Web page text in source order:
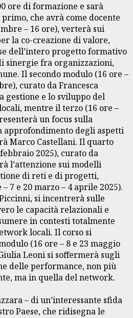
ore di formazione e sarà
che avrà come docente
– 16 ore), verterà sui
la co-creazione di valore,
dell’intero progetto formativo
sinergie fra organizzazioni,
Il secondo modulo (16 ore –
curato da Francesca
gestione e lo sviluppo del
mentre il terzo (16 ore –
un focus sulla
approfondimento degli aspetti
Marco Castellani. Il quarto
2025), curato da
l’attenzione sui modelli
di reti e di progetti,
7 e 20 marzo – 4 aprile 2025).
si incentrerà sulle
le capacità relazionali e
in contesti totalmente
locali. Il corso si
(16 ore – 8 e 23 maggio
Leoni si soffermerà sugli
delle performance, non più
ma in quella del network.
– di un’interessante sfida
Paese, che ridisegna le